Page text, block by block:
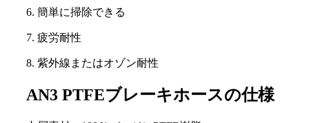
6. 簡単に掃除できる
7. 疲労耐性
8. 紫外線またはオゾン耐性
AN3 PTFEブレーキホースの仕様